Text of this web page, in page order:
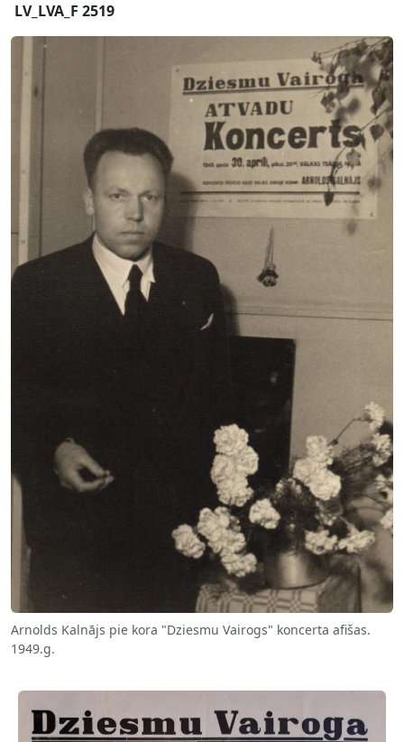
LV_LVA_F 2519
Arnolds Kalnājs pie kora "Dziesmu Vairogs" koncerta afišas.
1949.g.